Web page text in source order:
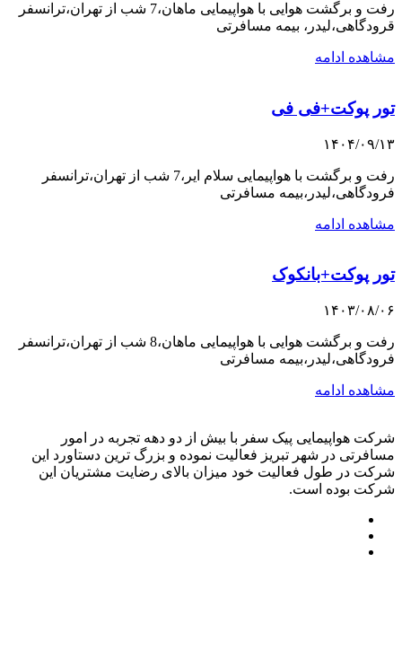
رفت و برگشت هوایی با هواپیمایی ماهان،7 شب از تهران،ترانسفر
قرودگاهی،لیدر، بیمه مسافرتی
مشاهده ادامه
تور پوکت+فی فی
۱۴۰۴/۰۹/۱۳
رفت و برگشت با هواپیمایی سلام ایر،7 شب از تهران،ترانسفر
فرودگاهی،لیدر،بیمه مسافرتی
مشاهده ادامه
تور پوکت+بانکوک
۱۴۰۳/۰۸/۰۶
رفت و برگشت هوایی با هواپیمایی ماهان،8 شب از تهران،ترانسفر
فرودگاهی،لیدر،بیمه مسافرتی
مشاهده ادامه
شرکت هواپیمایی پیک سفر با بیش از دو دهه تجربه در امور
مسافرتی در شهر تبریز فعالیت نموده و بزرگ ترین دستاورد این
شرکت در طول فعالیت خود میزان بالای رضایت مشتریان این
شرکت بوده است.